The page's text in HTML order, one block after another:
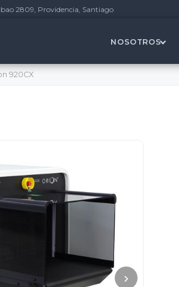
2809, Providencia, Santiago
NOSOTROS
920CX
›